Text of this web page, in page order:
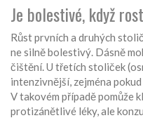
Je bolestivé, když
Růst prvních a druhých
ne silně bolestivý. Dásně
čištění. U třetích stoliček
intenzivnější, zejména
V takovém případě pomůže
protizánětlivé léky, ale